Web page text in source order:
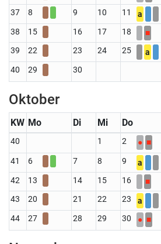
37
8 9 10 11 a
38 15 16 17 18 ■
39
22 23 24 25 a
40 29 30
Oktober
KW Mo Di Mi Do
40 1 2 ● ■
41 6 7 8 9 a
42 13 14 15 16 ■
43
20 21 22 23 a
44 27 28 29 30 ● ■